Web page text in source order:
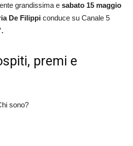
grandissima e sabato 15 maggio
De Filippi conduce su Canale 5
premi e
sono?